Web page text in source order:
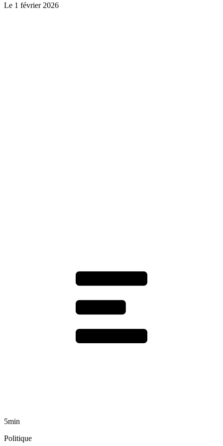
Le 1 février 2026
5min
Politique